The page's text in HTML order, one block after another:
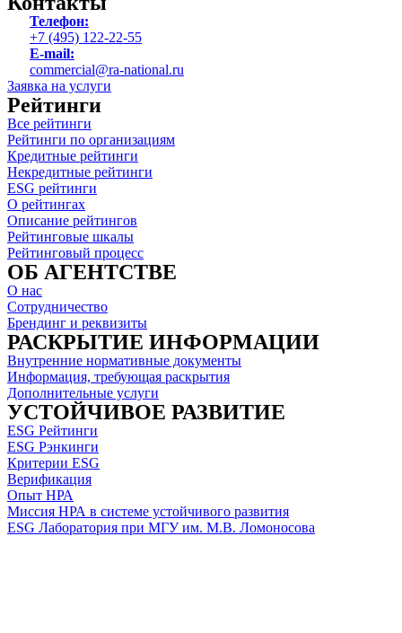
Телефон:
+7 (495) 122-22-55
E-mail:
commercial@ra-national.ru
Заявка на услуги
Рейтинги
Все рейтинги
Рейтинги по организациям
Кредитные рейтинги
Некредитные рейтинги
ESG рейтинги
О рейтингах
Описание рейтингов
Рейтинговые шкалы
Рейтинговый процесс
ОБ АГЕНТСТВЕ
О нас
Сотрудничество
Брендинг и реквизиты
РАСКРЫТИЕ ИНФОРМАЦИИ
Внутренние нормативные документы
Информация, требующая раскрытия
Дополнительные услуги
УСТОЙЧИВОЕ РАЗВИТИЕ
ESG Рейтинги
ESG Рэнкинги
Критерии ESG
Верификация
Опыт НРА
Миссия НРА в системе устойчивого развития
ESG Лаборатория при МГУ им. М.В. Ломоносова